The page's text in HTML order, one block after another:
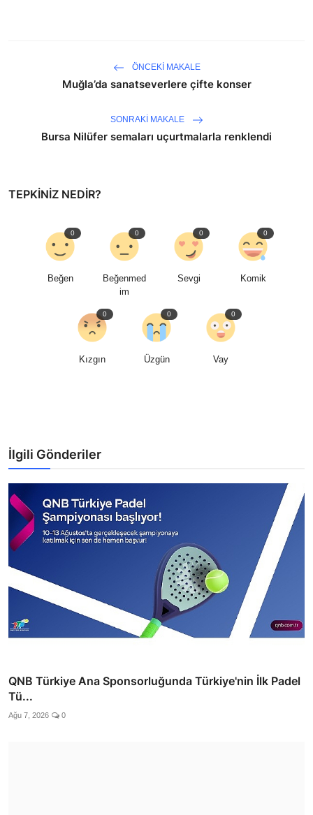
ÖNCEKI MAKALE
Muğla’da sanatseverlere çifte konser
SONRAKI MAKALE
Bursa Nilüfer semaları uçurtmalarla renklendi
TEPKINIZ NEDIR?
Beğen
0
Beğenmed
im
0
Sevgi
0
Komik
0
Kızgın
0
Üzgün
0
Vay
0
İlgili Gönderiler
QNB Türkiye Ana Sponsorluğunda Türkiye'nin İlk Padel
Tü...
Ağu 7, 2026 0